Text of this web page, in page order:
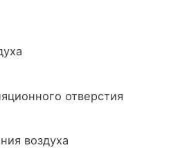
отверстия
воздуха